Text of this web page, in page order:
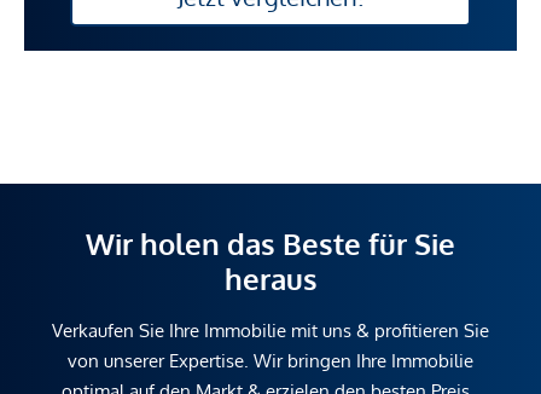
Wir holen das Beste für Sie
heraus
Verkaufen Sie Ihre Immobilie mit uns & profitieren Sie
von unserer Expertise. Wir bringen Ihre Immobilie